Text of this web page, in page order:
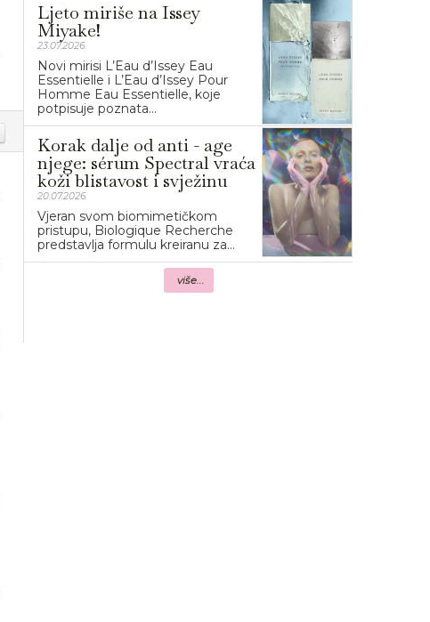
Ljeto miriše na Issey
Miyake!
23.07.2026.
Novi mirisi L’Eau d’Issey Eau
Essentielle i L’Eau d’Issey Pour
Homme Eau Essentielle, koje
potpisuje poznata...
Korak dalje od anti - age
njege: sérum Spectral vraća
koži blistavost i svježinu
20.07.2026.
Vjeran svom biomimetičkom
pristupu, Biologique Recherche
predstavlja formulu kreiranu za...
više...